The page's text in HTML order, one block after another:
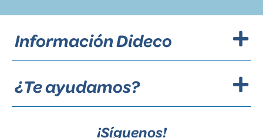
Información Dideco
¿Te ayudamos?
¡Síguenos!